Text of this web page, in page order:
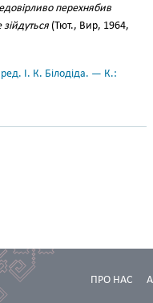
перехнябив
(Тют., Вир, 1964,
ред. І. К. Білодіда. — К.:
ПРО НАС